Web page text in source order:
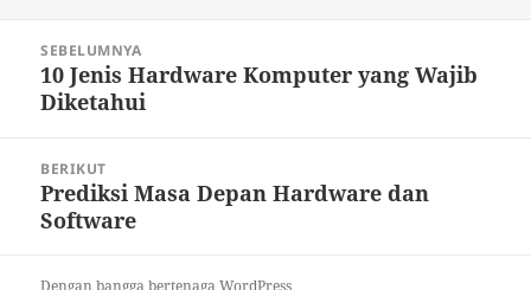
SEBELUMNYA
Pos
sebelumnya:
10 Jenis Hardware Komputer yang Wajib
Diketahui
BERIKUT
Pos
berikutnya:
Prediksi Masa Depan Hardware dan
Software